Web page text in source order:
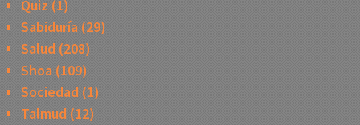
Quiz (1)
Sabiduría(29)
Salud (208)
Shoa(109)
Sociedad(1)
Talmud (12)